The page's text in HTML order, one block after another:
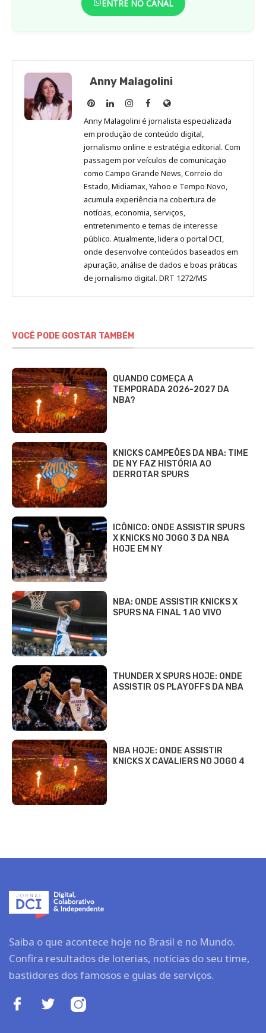
ENTRE NO CANAL
Anny Malagolini
Anny
Malagolini
no
Pinterest
Anny
Malagolini
no
LinkedIn
Anny
Malagolini
no
Instagram
Anny
Malagolini
no
Facebook
Site
de
Anny
Malagolini
Anny Malagolini é jornalista especializada
em produção de conteúdo digital,
jornalismo online e estratégia editorial. Com
passagem por veículos de comunicação
como Campo Grande News, Correio do
Estado, Midiamax, Yahoo e Tempo Novo,
acumula experiência na cobertura de
notícias, economia, serviços,
entretenimento e temas de interesse
público. Atualmente, lidera o portal DCI,
onde desenvolve conteúdos baseados em
apuração, análise de dados e boas práticas
de jornalismo digital. DRT 1272/MS
VOCÊ PODE GOSTAR TAMBÉM
QUANDO COMEÇA A
TEMPORADA 2026-2027 DA
NBA?
KNICKS CAMPEÕES DA NBA: TIME
DE NY FAZ HISTÓRIA AO
DERROTAR SPURS
ICÔNICO: ONDE ASSISTIR SPURS
X KNICKS NO JOGO 3 DA NBA
HOJE EM NY
NBA: ONDE ASSISTIR KNICKS X
SPURS NA FINAL 1 AO VIVO
THUNDER X SPURS HOJE: ONDE
ASSISTIR OS PLAYOFFS DA NBA
NBA HOJE: ONDE ASSISTIR
KNICKS X CAVALIERS NO JOGO 4
Saiba o que acontece hoje no Brasil e no Mundo.
Confira resultados de loterias, notícias do seu time,
bastidores dos famosos e guias de serviços.